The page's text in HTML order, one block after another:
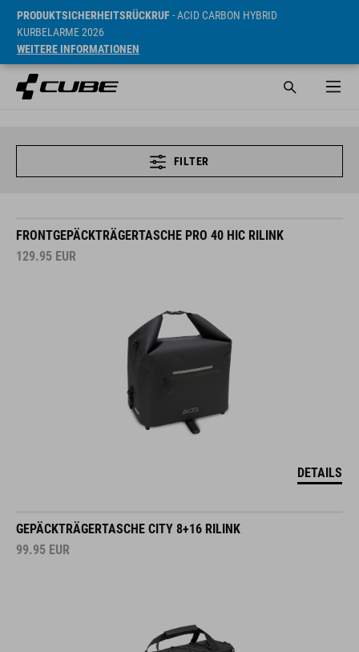
PRODUKTSICHERHEITSRÜCKRUF- ACID CARBON HYBRID
KURBELARME 2026
WEITERE INFORMATIONEN
FILTER
FRONTGEPÄCKTRÄGERTASCHE PRO 40 HIC RILINK
129.95 EUR
DETAILS
GEPÄCKTRÄGERTASCHE CITY 8+16 RILINK
99.95 EUR